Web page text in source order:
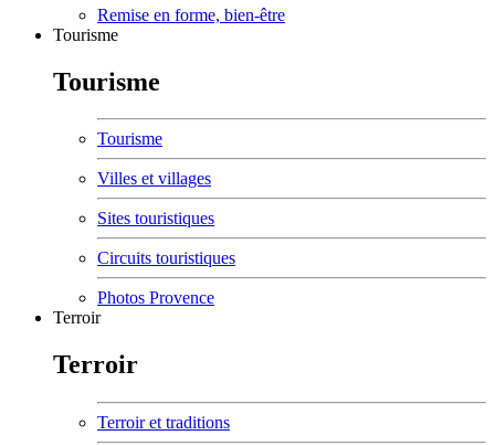
Remise en forme, bien-être
Tourisme
Tourisme
Tourisme
Villes et villages
Sites touristiques
Circuits touristiques
Photos Provence
Terroir
Terroir
Terroir et traditions